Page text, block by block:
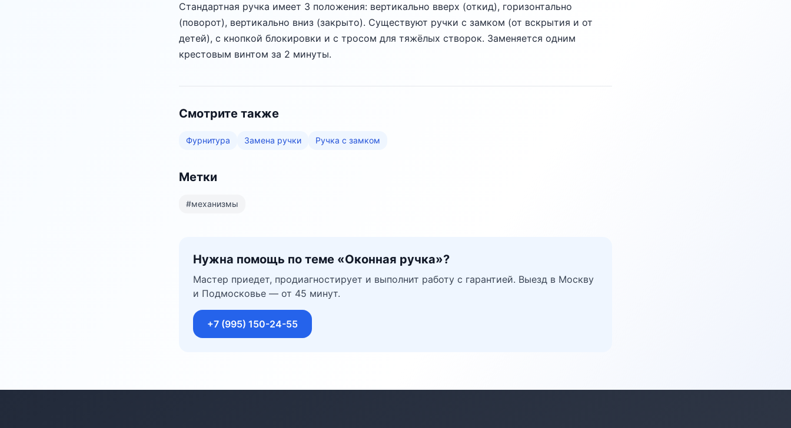
Стандартная ручка имеет 3 положения: вертикально вверх (откид), горизонтально
(поворот), вертикально вниз (закрыто). Существуют ручки с замком (от вскрытия и от
детей), с кнопкой блокировки и с тросом для тяжёлых створок. Заменяется одним
крестовым винтом за 2 минуты.
Смотрите также
Фурнитура Замена ручки Ручка с замком
Метки
#механизмы
Нужна помощь по теме «Оконная ручка»?
Мастер приедет, продиагностирует и выполнит работу с гарантией. Выезд в Москву
и Подмосковье — от 45 минут.
+7 (995) 150-24-55